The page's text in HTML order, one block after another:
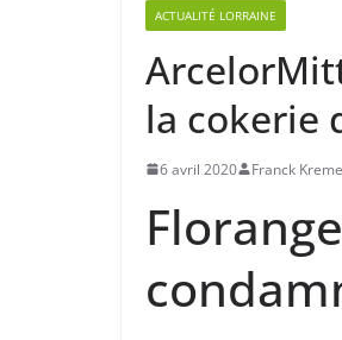
ACTUALITÉ LORRAINE
la cokerie
6 avril 2020 Franck